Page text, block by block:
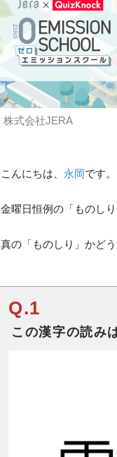
株式会社JERA
こんにちは、 永岡 です。
金曜日恒例の「ものし
真の「ものしり」かど
Q.1
この漢字の読み